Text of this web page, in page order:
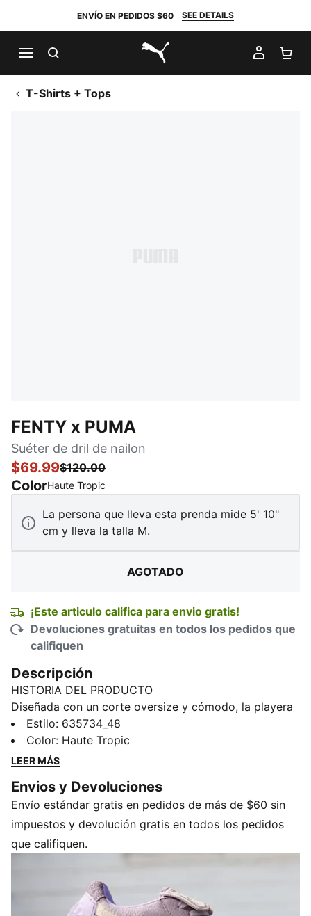
ENVÍO EN PEDIDOS $60 SEE DETAILS
PUMA.com
MI
T-Shirts + Tops
FENTY x PUMA
Suéter de dril de nailon
$69.99$120.00
ColorHaute Tropic
La persona que lleva esta prenda mide 5' 10"
cm y lleva la talla M.
AGOTADO
¡Este articulo califica para envio gratis!
Devoluciones gratuitas en todos los pedidos que
califiquen
Descripción
HISTORIA DEL PRODUCTO
Diseñada con un corte oversize y cómodo, la playera
FENTY x PUMA Drill combina el ADN del futbol con la
atrevida estética de Rihanna. Considérala tu nueva
prenda imprescindible para un estilo urbano elevado y
CARACTERÍSTICAS Y BENEFICIOS
Fabricada con material 100 % reciclado, excepto los
adornos y las decoraciones.
DETALLES
Corte oversize
Mangas largas
Estilo: 635734_48
Color: Haute Tropic
LEER MÁS
Envios y Devoluciones
Envío estándar gratis en pedidos de más de $60 sin
impuestos y devolución gratis en todos los pedidos
que califiquen.